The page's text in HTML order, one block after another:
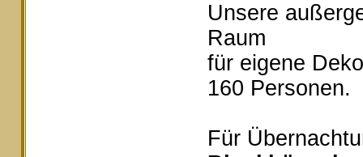
Unsere
Raum
für eigene
160 Personen.
Für